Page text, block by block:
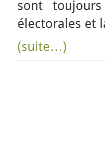
sont
électorales et
(suite…)